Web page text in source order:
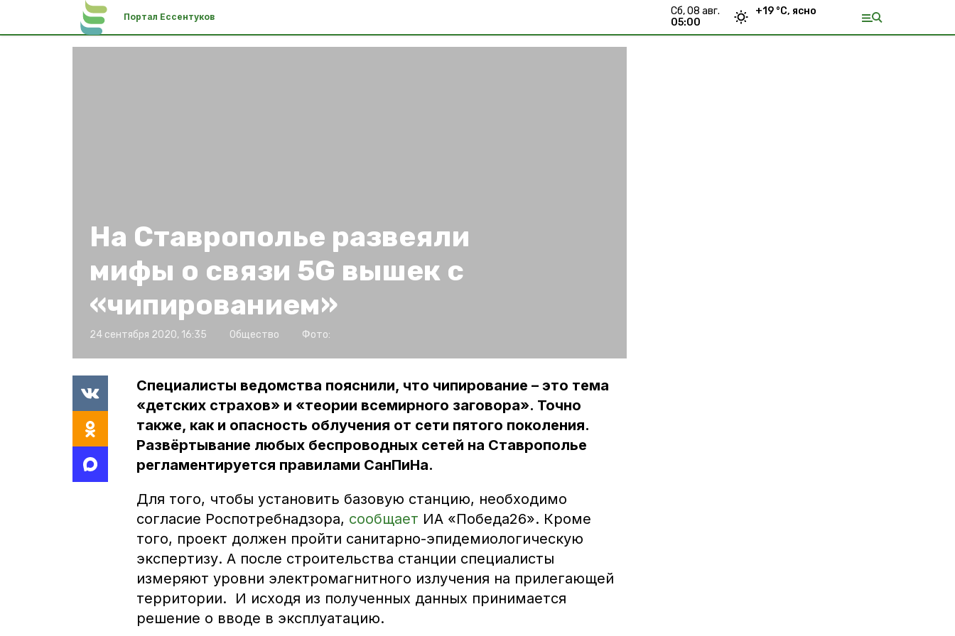
Портал Ессентуков
сб, 08 авг.
05:00
+19 °С, ясно
На Ставрополье развеяли
мифы о связи 5G вышек с
«чипированием»
24 сентября 2020, 16:35 Общество Фото:
Специалисты ведомства пояснили, что чипирование – это тема
«детских страхов» и «теории всемирного заговора». Точно
также, как и опасность облучения от сети пятого поколения.
Развёртывание любых беспроводных сетей на Ставрополье
регламентируется правилами СанПиНа.
Для того, чтобы установить базовую станцию, необходимо
согласие Роспотребнадзора, сообщает ИА «Победа26». Кроме
того, проект должен пройти санитарно-эпидемиологическую
экспертизу. А после строительства станции специалисты
измеряют уровни электромагнитного излучения на прилегающей
территории. И исходя из полученных данных принимается
решение о вводе в эксплуатацию.